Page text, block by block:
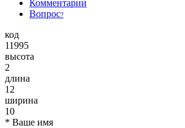
Комментарии
Вопрос?
код
11995
высота
2
длина
12
ширина
10
* Ваше имя